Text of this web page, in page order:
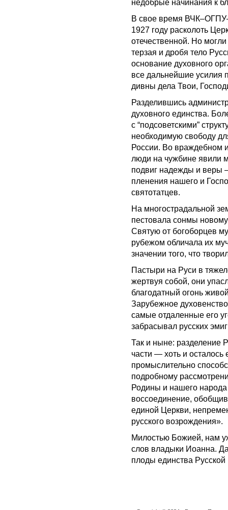
недобрые начинания к
В свое время
1927 году расколоть
отечественной. Но
терзая и дробя тело
основание духовного
все дальнейшие усилия
дивны дела Твои,
Разделившись
духовного единства.
с “подсоветскими”
необходимую свободу
России. Во враждебном
люди на чужбине явили
подвиг надежды и веры
пленения нашего и
святотатцев.
На многострадальной
пестовала сонмы
Святую от богоборцев
рубежом обличала их
значении того, что
Пастыри на Руси в
жертвуя собой, они
благодатный огонь
Зарубежное
самые отдаленные его
забрасывал русских
Так и ныне: разделение
части — хоть и
промыслительно
подробному
Родины и нашего
воссоединение,
единой Церкви,
русского возрождения».
Милостью Божией, нам
слов владыки Иоанна.
плоды единства